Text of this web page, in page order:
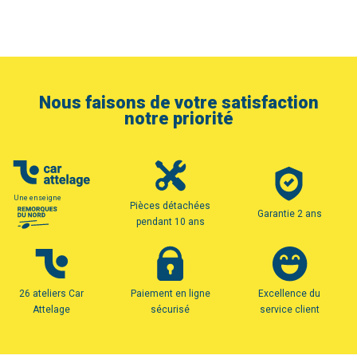
Nous faisons de votre satisfaction
notre priorité
Une enseigne
Pièces détachées
pendant 10 ans
Garantie 2 ans
26 ateliers Car
Attelage
Paiement en ligne
sécurisé
Excellence du
service client